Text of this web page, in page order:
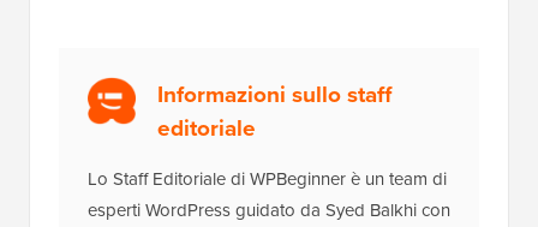
Informazioni sullo staff
editoriale
Lo Staff Editoriale di WPBeginner è un team di
esperti WordPress guidato da Syed Balkhi con